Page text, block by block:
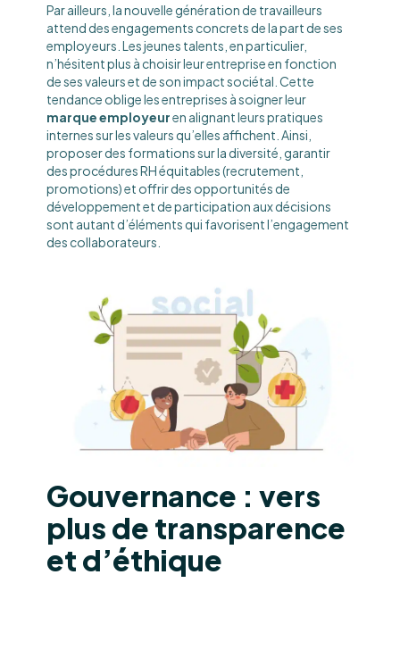
Par ailleurs, la nouvelle génération de travailleurs
attend des engagements concrets de la part de ses
employeurs. Les jeunes talents, en particulier,
n’hésitent plus à choisir leur entreprise en fonction
de ses valeurs et de son impact sociétal. Cette
tendance oblige les entreprises à soigner leur
marque employeuren alignant leurs pratiques
internes sur les valeurs qu’elles affichent. Ainsi,
proposer des formations sur la diversité, garantir
des procédures RH équitables (recrutement,
promotions) et offrir des opportunités de
développement et de participation aux décisions
sont autant d’éléments qui favorisent l’engagement
des collaborateurs.
Gouvernance : vers
plus de transparence
et d’éthique